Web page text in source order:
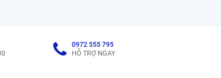
0972 555 795
HỖ TRỢ NGAY